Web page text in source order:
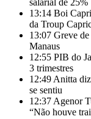
salarial de 25%
13:14 Boi
da Troup
13:07 Greve
Manaus
12:55 PIB do
3 trimestres
12:49 Anitta
se sentiu
12:37 Agenor
“Não houve